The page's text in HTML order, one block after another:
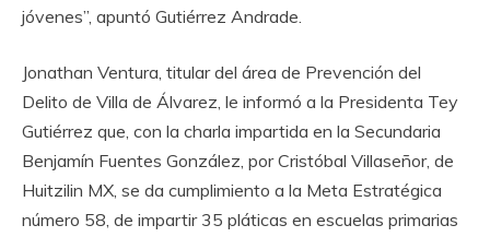
jóvenes”, apuntó Gutiérrez Andrade.
Jonathan Ventura, titular del área de Prevención del
Delito de Villa de Álvarez, le informó a la Presidenta Tey
Gutiérrez que, con la charla impartida en la Secundaria
Benjamín Fuentes González, por Cristóbal Villaseñor, de
Huitzilin MX, se da cumplimiento a la Meta Estratégica
número 58, de impartir 35 pláticas en escuelas primarias